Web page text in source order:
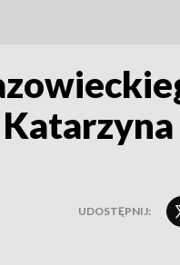
UDOSTĘPNIJ: